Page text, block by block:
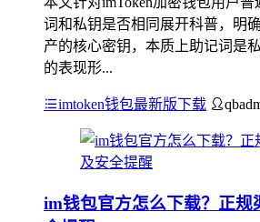
词和私钥是否相同展开科普，明
产的核心密钥，本质上助记词是
的表现形...
imtoken钱包最新版下载
im钱包官方怎么下载？正规